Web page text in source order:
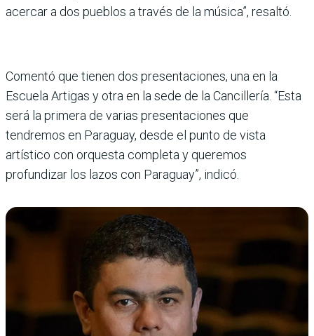
acercar a dos pueblos a través de la música”, resaltó.
Comentó que tienen dos presentaciones, una en la
Escuela Artigas y otra en la sede de la Cancillería. “Esta
será la primera de varias presentaciones que
tendremos en Paraguay, desde el punto de vista
artístico con orquesta completa y queremos
profundizar los lazos con Paraguay”, indicó.